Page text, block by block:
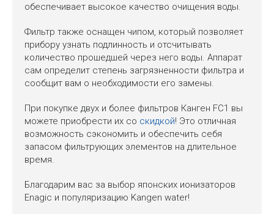
обеспечивает высокое качество очищения воды.
Фильтр также оснащен чипом, который позволяет
прибору узнать подлинность и отсчитывать
количество прошедшей через него воды. Аппарат
сам определит степень загрязненности фильтра и
сообщит вам о необходимости его замены.
При покупке двух и более фильтров Канген FC1 вы
можете приобрести их со скидкой! Это отличная
возможность сэкономить и обеспечить себя
запасом фильтрующих элементов на длительное
время.
Благодарим вас за выбор японских ионизаторов
Enagic и популяризацию Kangen water!